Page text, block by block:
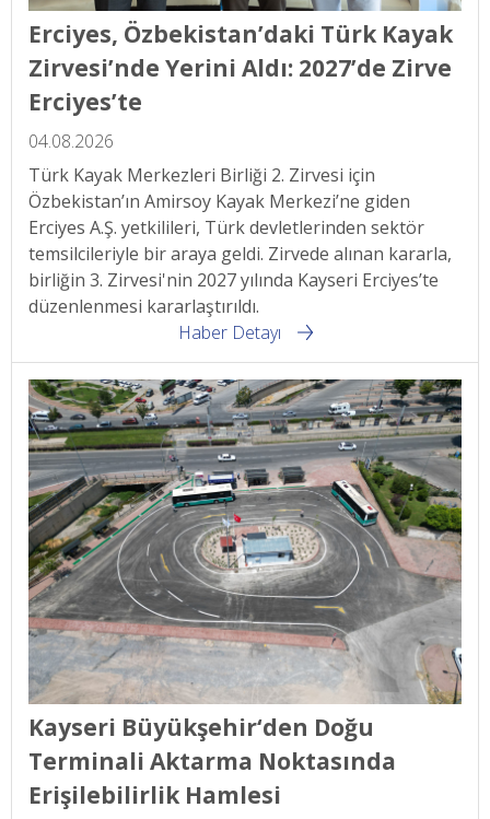
Erciyes, Özbekistan’daki Türk Kayak
Zirvesi’nde Yerini Aldı: 2027’de Zirve
Erciyes’te
04.08.2026
Türk Kayak Merkezleri Birliği 2. Zirvesi için
Özbekistan’ın Amirsoy Kayak Merkezi’ne giden
Erciyes A.Ş. yetkilileri, Türk devletlerinden sektör
temsilcileriyle bir araya geldi. Zirvede alınan kararla,
birliğin 3. Zirvesi'nin 2027 yılında Kayseri Erciyes’te
düzenlenmesi kararlaştırıldı.
Haber Detayı
Kayseri Büyükşehir‘den Doğu
Terminali Aktarma Noktasında
Erişilebilirlik Hamlesi